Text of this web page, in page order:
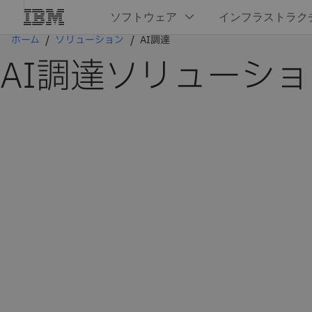
ホーム ソリューション AI調達
AI調達ソリューシ